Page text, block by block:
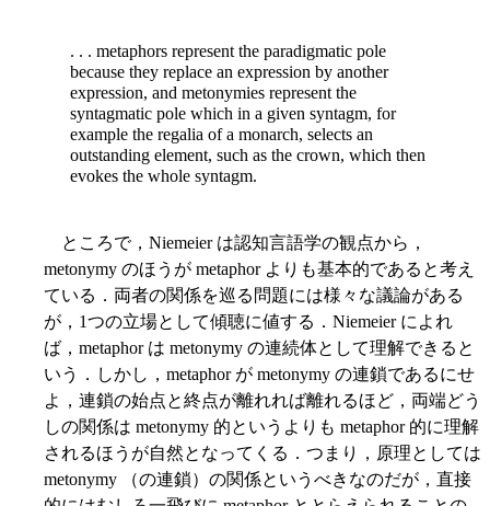
. . . metaphors represent the paradigmatic pole
because they replace an expression by another
expression, and metonymies represent the
syntagmatic pole which in a given syntagm, for
example the regalia of a monarch, selects an
outstanding element, such as the crown, which then
evokes the whole syntagm.
ところで，Niemeier は認知言語学の観点から，
metonymy のほうが metaphor よりも基本的であると考え
ている．両者の関係を巡る問題には様々な議論がある
が，1つの立場として傾聴に値する．Niemeier によれ
ば，metaphor は metonymy の連続体として理解できると
いう．しかし，metaphor が metonymy の連鎖であるにせ
よ，連鎖の始点と終点が離れれば離れるほど，両端どう
しの関係は metonymy 的というよりも metaphor 的に理解
されるほうが自然となってくる．つまり，原理としては
metonymy （の連鎖）の関係というべきなのだが，直接